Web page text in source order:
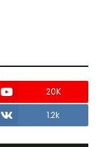
20K
1.2k